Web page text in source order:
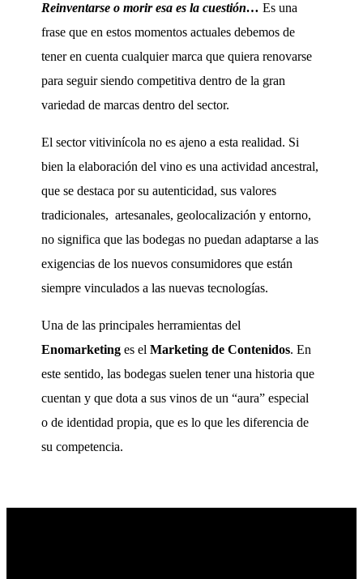
Reinventarse o morir esa es la cuestión… Es una
frase que en estos momentos actuales debemos de
tener en cuenta cualquier marca que quiera renovarse
para seguir siendo competitiva dentro de la gran
variedad de marcas dentro del sector.
El sector vitivinícola no es ajeno a esta realidad. Si
bien la elaboración del vino es una actividad ancestral,
que se destaca por su autenticidad, sus valores
tradicionales, artesanales, geolocalización y entorno,
no significa que las bodegas no puedan adaptarse a las
exigencias de los nuevos consumidores que están
siempre vinculados a las nuevas tecnologías.
Una de las principales herramientas del
Enomarketing es elMarketing de Contenidos. En
este sentido, las bodegas suelen tener una historia que
cuentan y que dota a sus vinos de un “aura” especial
o de identidad propia, que es lo que les diferencia de
su competencia.